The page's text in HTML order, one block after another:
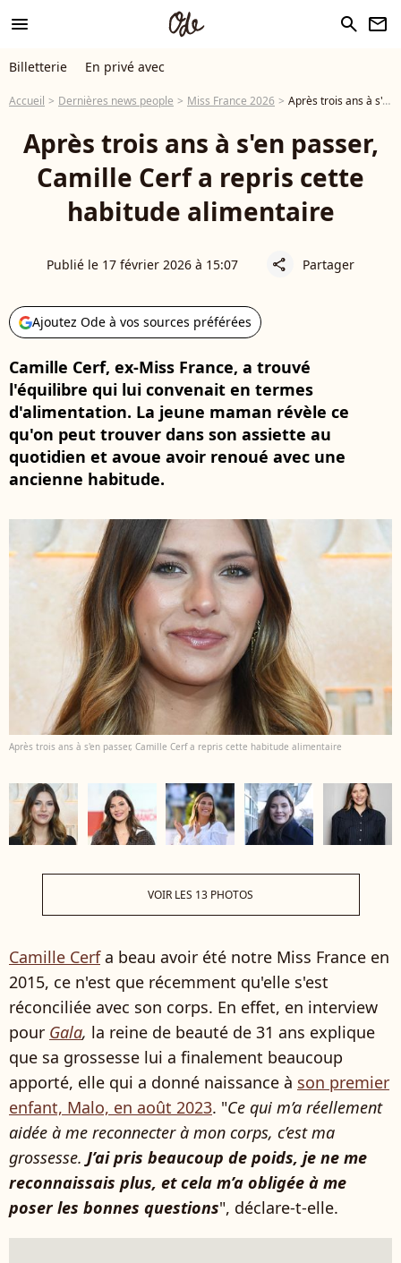
menu search newsletter
Billetterie En privé avec
Accueil Dernières news people Miss France 2026 Après trois ans à s'en passer, Camille Cerf a repris cette habitude alimentaire
Après trois ans à s'en passer,
Camille Cerf a repris cette
habitude alimentaire
Publié le 17 février 2026 à 15:07 share Partager
Ajoutez Ode à vos sources préférées
Camille Cerf, ex-Miss France, a trouvé
l'équilibre qui lui convenait en termes
d'alimentation. La jeune maman révèle ce
qu'on peut trouver dans son assiette au
quotidien et avoue avoir renoué avec une
ancienne habitude.
Après trois ans à s'en passer, Camille Cerf a repris cette habitude alimentaire
VOIR LES 13 PHOTOS
Camille Cerfa beau avoir été notre Miss France en
2015, ce n'est que récemment qu'elle s'est
réconciliée avec son corps. En effet, en interview
pour Gala, la reine de beauté de 31 ans explique
que sa grossesse lui a finalement beaucoup
apporté, elle qui a donné naissance à son premier
enfant, Malo, en août 2023. "Ce qui m’a réellement
aidée à me reconnecter à mon corps, c’est ma
grossesse. J’ai pris beaucoup de poids, je ne me
reconnaissais plus, et cela m’a obligée à me
poser les bonnes questions", déclare-t-elle.